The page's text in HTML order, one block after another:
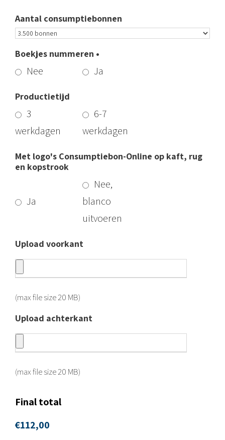
Aantal consumptiebonnen
Boekjes nummeren •
Nee Ja
Productietijd
3
werkdagen
6-7
werkdagen
Met logo's Consumptiebon-Online op kaft, rug
en kopstrook
Ja
Nee,
blanco
uitvoeren
Upload voorkant
(max file size 20 MB)
Upload achterkant
(max file size 20 MB)
Final total
€112,00